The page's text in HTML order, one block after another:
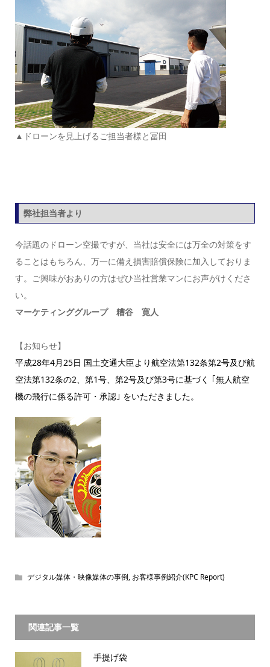
▲ドローンを見上げるご担当者様と冨田
弊社担当者より
今話題のドローン空撮ですが、当社は安全には万全の対策をす
ることはもちろん、万一に備え損害賠償保険に加入しておりま
す。ご興味がおありの方はぜひ当社営業マンにお声がけくださ
い。
マーケティンググループ 糟谷 寛人
【お知らせ】
平成28年4月25日 国土交通大臣より航空法第132条第2号及び航
空法第132条の2、第1号、第2号及び第3号に基づく ｢無人航空
機の飛行に係る許可・承認｣ をいただきました。
デジタル媒体・映像媒体の事例, お客様事例紹介(KPC Report)
関連記事一覧
手提げ袋